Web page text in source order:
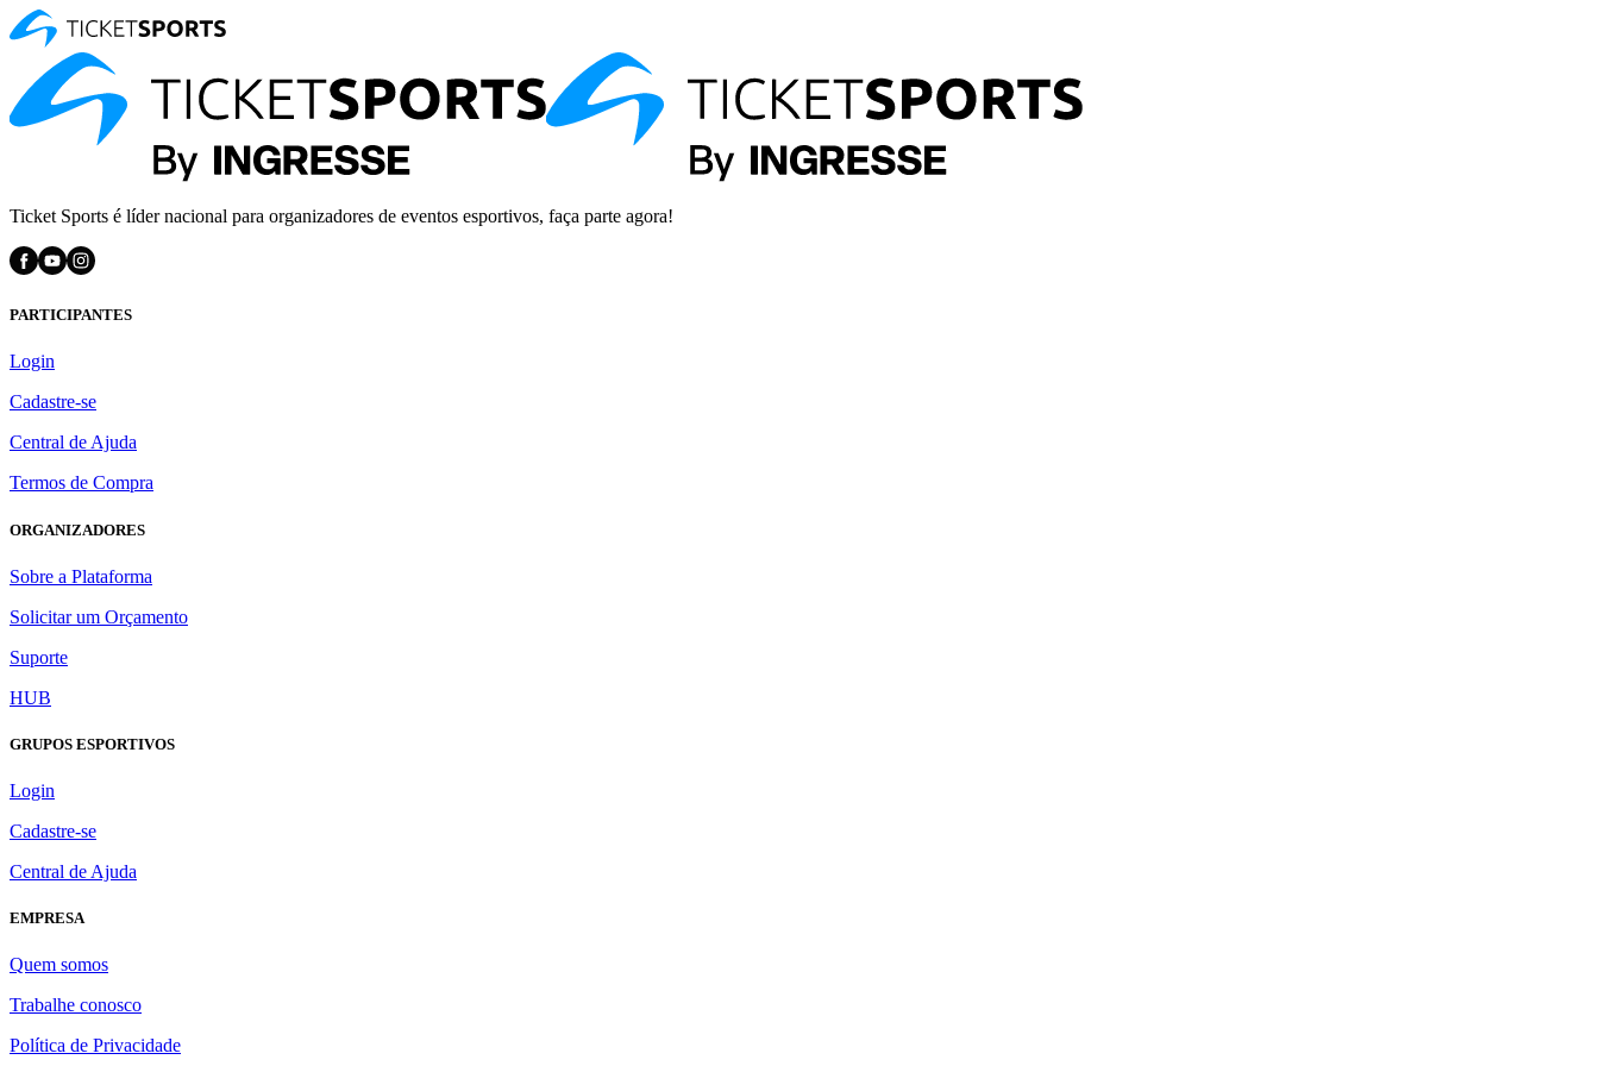
Ticket Sports é líder nacional para organizadores de eventos esportivos, faça parte agora!
PARTICIPANTES
Login
Cadastre-se
Central de Ajuda
Termos de Compra
ORGANIZADORES
Sobre a Plataforma
Solicitar um Orçamento
Suporte
HUB
GRUPOS ESPORTIVOS
Login
Cadastre-se
Central de Ajuda
EMPRESA
Quem somos
Trabalhe conosco
Política de Privacidade